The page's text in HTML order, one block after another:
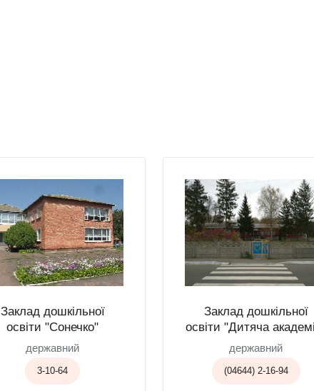
Заклад дошкільної
освіти "Сонечко"
державний
3-10-64
Заклад дошкільної
освіти "Дитяча
державний
(04644) 2-16-94